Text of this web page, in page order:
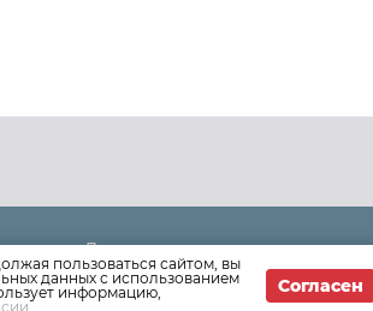
Дома
Раскрытие информации
Вопросы
пользоваться сайтом, вы
данных с использованием
информацию,
Согласен